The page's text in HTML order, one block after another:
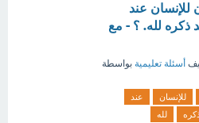
عند
ذكره لله. ؟ - مع
أسئلة تعليمية بواسطة
للإنسان
عند
لله